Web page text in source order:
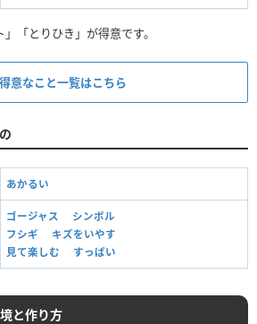
「とりひき」が得意です。
意なこと一覧はこちら
あかるい
ゴージャス
シンボル
フシギ
キズをいやす
見て楽しむ
すっぱい
と作り方